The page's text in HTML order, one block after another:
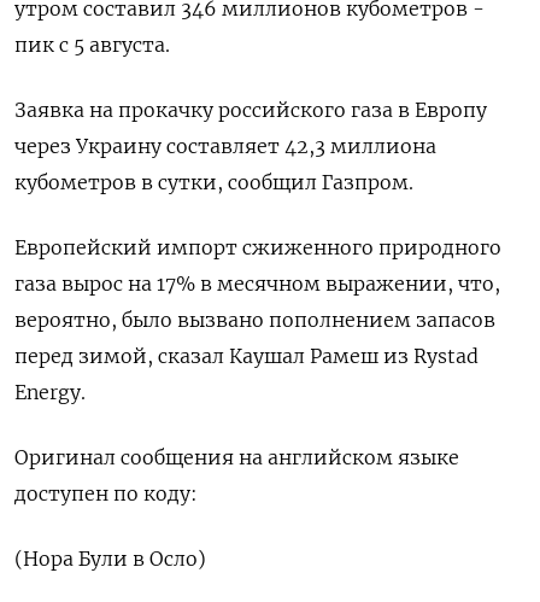
утром составил 346 миллионов кубометров -
пик с 5 августа.
Заявка на прокачку российского газа в Европу
через Украину составляет 42,3 миллиона
кубометров в сутки, сообщил Газпром.
Европейский импорт сжиженного природного
газа вырос на 17% в месячном выражении, что,
вероятно, было вызвано пополнением запасов
перед зимой, сказал Каушал Рамеш из Rystad
Energy.
Оригинал сообщения на английском языке
доступен по коду:
(Нора Були в Осло)